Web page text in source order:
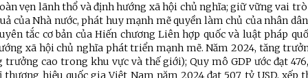
vẹn lãnh thổ và định hướng xã hội chủ nghĩa; giữ vững vai
của Nhà nước, phát huy mạnh mẽ quyền làm chủ của nhân
tắc cơ bản của Hiến chương Liên hợp quốc và luật pháp
xã hội chủ nghĩa phát triển mạnh mẽ. Năm 2024, tăng
cao trong khu vực và thế giới); Quy mô GDP ước đạt
hiệu quốc gia Việt Nam năm 2024 đạt 507 tỷ USD, xếp